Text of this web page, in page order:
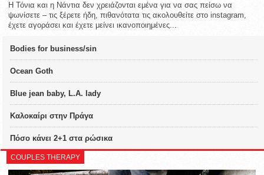
Η Τόνια και η Νάντια δεν χρειάζονται εμένα για να σας πείσω να
ψωνίσετε – τις ξέρετε ήδη, πιθανότατα τις ακολουθείτε στο instagram,
έχετε αγοράσει και έχετε μείνει ικανοποιημένες...
Bodies for business/sin
Ocean Goth
Blue jean baby, L.A. lady
Καλοκαίρι στην Πράγα
Πόσο κάνει 2+1 στα ρώσικα
COUPLES THERAPY